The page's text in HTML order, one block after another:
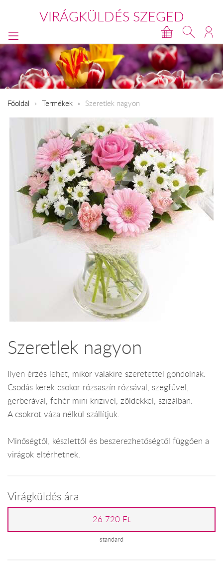
VIRÁGKÜLDÉS SZEGED
Főoldal Termékek Szeretlek nagyon
Szeretlek nagyon
Ilyen érzés lehet, mikor valakire szeretettel gondolnak.
Csodás kerek csokor rózsaszín rózsával, szegfűvel,
gerberával, fehér mini krizivel, zöldekkel, szizálban.
A csokrot váza nélkül szállítjuk.
Minőségtől, készlettől és beszerezhetőségtől függően a
virágok eltérhetnek.
Virágküldés ára
26 720 Ft
standard